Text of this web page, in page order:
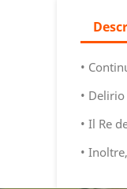
•
•
• Il Re
•